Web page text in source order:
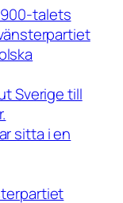
talets
Sverige till
sitta i en